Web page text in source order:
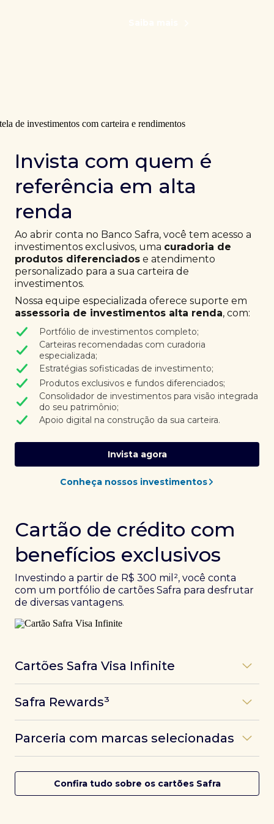
Invista com quem é
referência em alta
renda
Ao abrir conta no Banco Safra, você tem acesso a
investimentos exclusivos, uma curadoria de
produtos diferenciados e atendimento
personalizado para a sua carteira de
investimentos.
Nossa equipe especializada oferece suporte em
assessoria de investimentos alta renda, com:
Portfólio de investimentos completo;
Carteiras recomendadas com curadoria
especializada;
Estratégias sofisticadas de investimento;
Produtos exclusivos e fundos diferenciados;
Consolidador de investimentos para visão integrada
do seu patrimônio;
Apoio digital na construção da sua carteira.
Invista agora
Conheça nossos investimentos
Cartão de crédito com
benefícios exclusivos
Investindo a partir de R$ 300 mil², você conta
com um portfólio de cartões Safra para desfrutar
de diversas vantagens.
Cartões Safra Visa Infinite
experiências refinadas a benefícios únicos, como
converte seus investimentos em limite no cartão e
conta com acesso a mais de 1.400 salas VIP Dragon
Pass ao redor do mundo.
Safra Rewards³
das melhores pontuações do mercado.
Parceria com marcas selecionadas
cartões Safra.
Confira tudo sobre os cartões Safra